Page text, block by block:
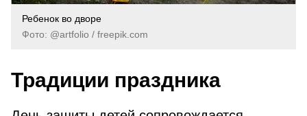
Ребенок во дворе
Фото: @artfolio / freepik.com
Традиции праздника